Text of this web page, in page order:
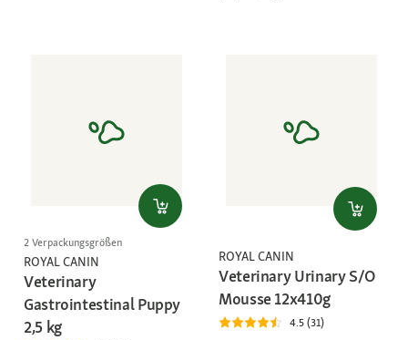
2 Verpackungsgrößen
ROYAL CANIN
Veterinary
Gastrointestinal Puppy
2,5 kg
ROYAL CANIN
Veterinary Urinary S/O
Mousse 12x410g
4.5 (31)